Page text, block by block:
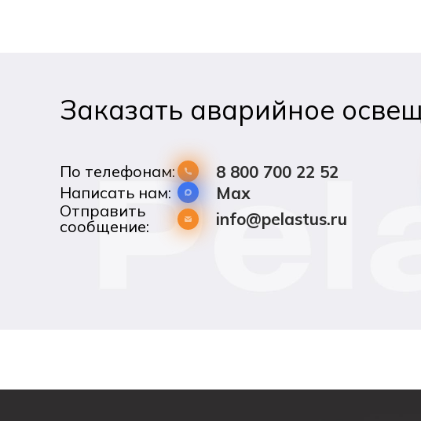
Заказать аварийное
По телефонам: 8 800 700 22 52
Написать нам: Max
Отправить
сообщение:
info@pelastus.ru